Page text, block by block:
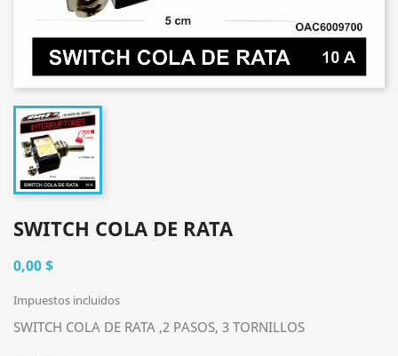
SWITCH COLA DE RATA
0,00 $
Impuestos incluidos
SWITCH COLA DE RATA ,2 PASOS, 3 TORNILLOS